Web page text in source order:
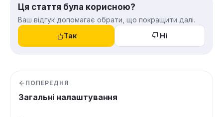
Ця стаття була корисною?
Ваш відгук допомагає обрати, що покращити далі.
Так
Ні
ПОПЕРЕДНЯ
Загальні налаштування